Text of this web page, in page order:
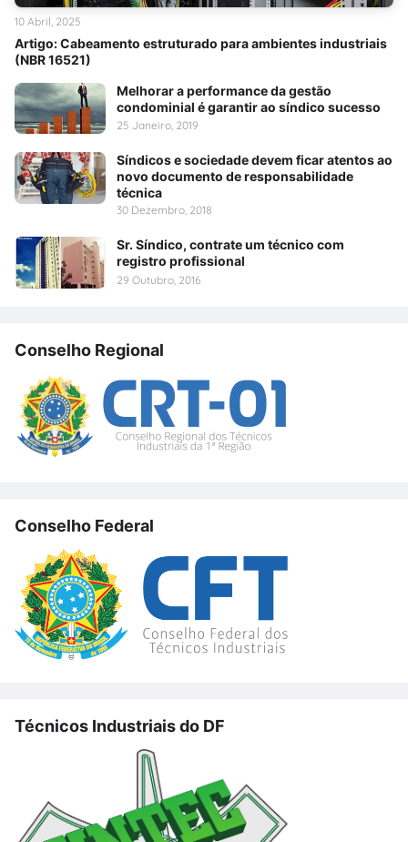
Artigo: Cabeamento estruturado para ambientes industriais
(NBR 16521)
10 Abril, 2025
Melhorar a performance da gestão
condominial é garantir ao síndico sucesso
25 Janeiro, 2019
Síndicos e sociedade devem ficar atentos ao
novo documento de responsabilidade
técnica
30 Dezembro, 2018
Sr. Síndico, contrate um técnico com
registro profissional
29 Outubro, 2016
Conselho Regional
Conselho Federal
Técnicos Industriais do DF